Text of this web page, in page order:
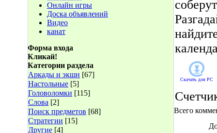
Онлайн игры
Доска объявлений
Видео
канат
Форма входа
Кликай!
Категории раздела
Аркады и экшн [67]
Настольные [5]
Головоломки [115]
Слова [2]
Поиск предметов [68]
Стратегии [15]
Другие [4]
Скачать для PC
Всего